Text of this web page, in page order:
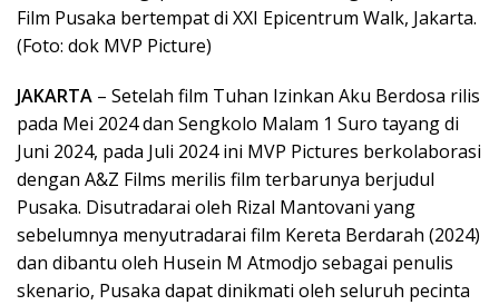
Film Pusaka bertempat di XXI Epicentrum Walk, Jakarta.
(Foto: dok MVP Picture)
JAKARTA – Setelah film Tuhan Izinkan Aku Berdosa rilis
pada Mei 2024 dan Sengkolo Malam 1 Suro tayang di
Juni 2024, pada Juli 2024 ini MVP Pictures berkolaborasi
dengan A&Z Films merilis film terbarunya berjudul
Pusaka. Disutradarai oleh Rizal Mantovani yang
sebelumnya menyutradarai film Kereta Berdarah (2024)
dan dibantu oleh Husein M Atmodjo sebagai penulis
skenario, Pusaka dapat dinikmati oleh seluruh pecinta